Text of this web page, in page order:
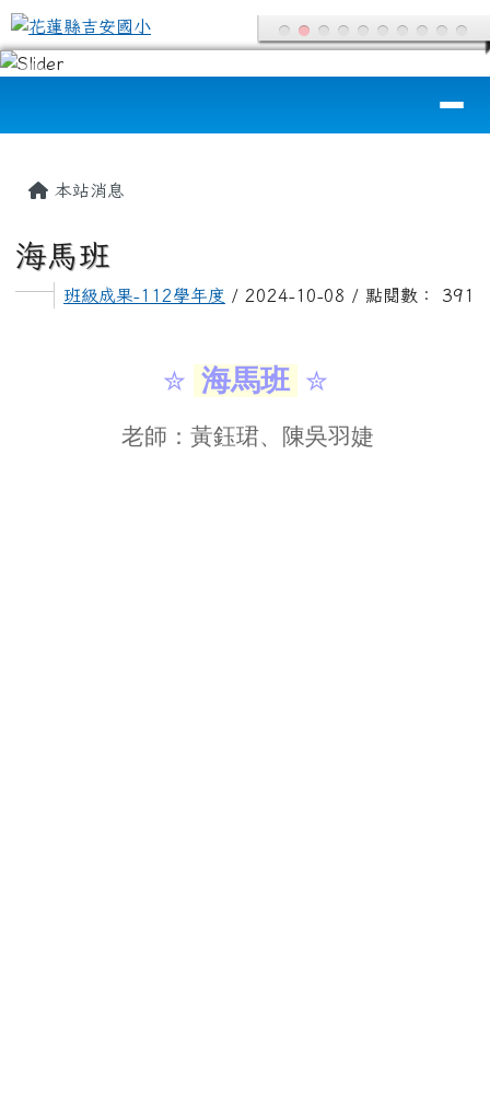
跳至主內容區
花蓮縣吉安國小
本站消息
海馬班
班級成果-112學年度 / 2024-10-08 / 點閱數： 391
✮ 海馬班 ✮
老師：黃鈺珺、陳吳羽婕